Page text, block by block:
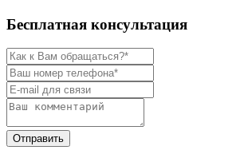
Бесплатная консультация